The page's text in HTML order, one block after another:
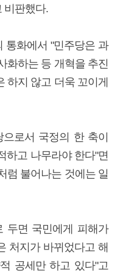
비판했다.
통화에서 "민주당은 과
화하는 등 개혁을 추진
하지 않고 더욱 꼬이게
로서 국정의 한 축이
하고 나무라야 한다"면
럼 불어나는 것에는 일
두면 국민에게 피해가
처지가 바뀌었다고 해
공세만 하고 있다"고